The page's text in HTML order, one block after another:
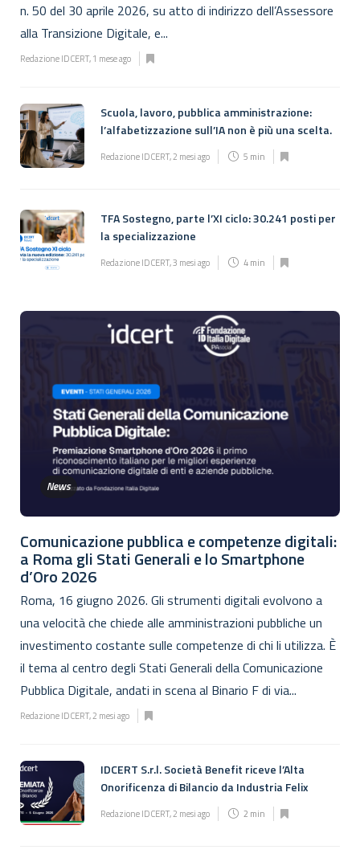
n. 50 del 30 aprile 2026, su atto di indirizzo dell’Assessore
alla Transizione Digitale, e...
Redazione IDCERT,1 mese ago
Scuola, lavoro, pubblica amministrazione:
l’alfabetizzazione sull’IA non è più una scelta.
Redazione IDCERT,2 mesi ago 5 min
TFA Sostegno, parte l’XI ciclo: 30.241 posti per
la specializzazione
Redazione IDCERT,3 mesi ago 4 min
News
Comunicazione pubblica e competenze digitali:
a Roma gli Stati Generali e lo Smartphone
d’Oro 2026
Roma, 16 giugno 2026. Gli strumenti digitali evolvono a
una velocità che chiede alle amministrazioni pubbliche un
investimento costante sulle competenze di chi li utilizza. È
il tema al centro degli Stati Generali della Comunicazione
Pubblica Digitale, andati in scena al Binario F di via...
Redazione IDCERT,2 mesi ago
IDCERT S.r.l. Società Benefit riceve l’Alta
Onorificenza di Bilancio da Industria Felix
Redazione IDCERT,2 mesi ago 2 min